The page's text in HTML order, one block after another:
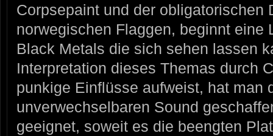
Corpsepaint und der obligatorischen
norwegischen Flaggen, beginnt eine
Black Metals die sich sehen lassen
Interpretation dieses Themas durch
punkige Einflüsse aufweist, hat man
unverwechselbaren Sound
geeignet, soweit es die beengten